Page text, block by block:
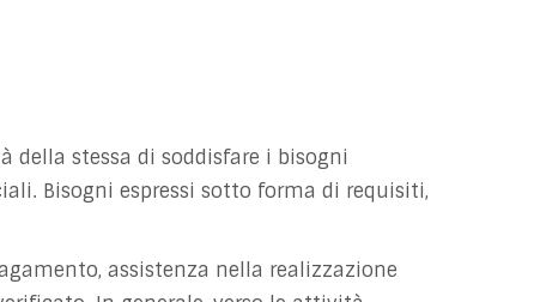
stessa di soddisfare i bisogni
Bisogni espressi sotto forma di requisiti,
assistenza nella realizzazione